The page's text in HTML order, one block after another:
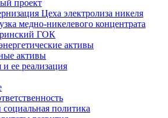
проект
Цеха электролиза никеля
медно-никелевого концентрата
ГОК
активы
активы
ее реализация
социальная политика